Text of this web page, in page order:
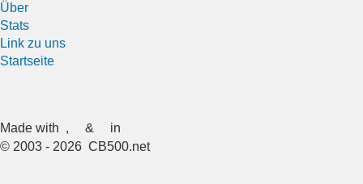
Über
Stats
Link zu uns
Startseite
Made with , &
in
© 2003 - 2026 CB500.net